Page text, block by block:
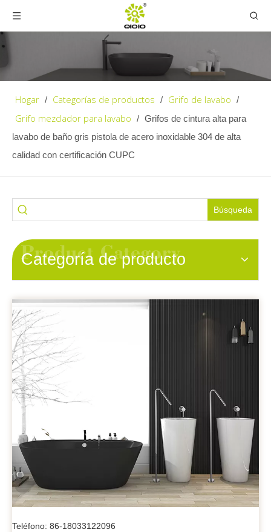
Hogar / Categorías de productos / Grifo de lavabo /
Grifo mezclador para lavabo / Grifos de cintura alta para
lavabo de baño gris pistola de acero inoxidable 304 de alta
calidad con certificación CUPC
Búsqueda
Categoría de producto
Teléfono: 86-18033122096